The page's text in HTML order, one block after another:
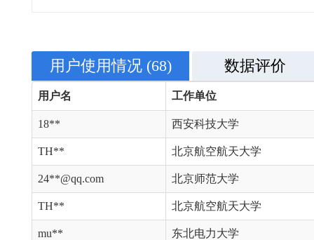
用户使用情况 (68) 数据评价
用户名 工作单位
18** 西安科技大学
TH** 北京航空航天大学
24**@qq.com 北京师范大学
TH** 北京航空航天大学
mu** 东北电力大学